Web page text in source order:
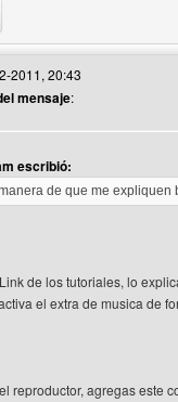
sitio web del autor:
usuario
2011, 20:43
mensaje:
escribió:
de que me expliquen
de los tutoriales, lo
el extra de musica de
reproductor, agregas este